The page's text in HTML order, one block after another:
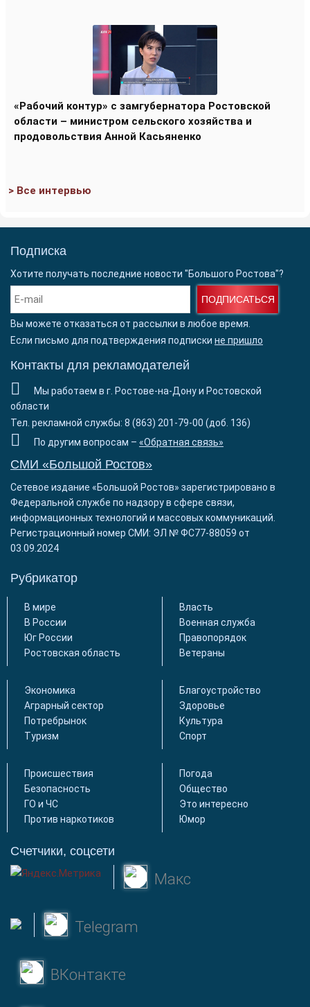
«Рабочий контур» с замгубернатора Ростовской
области – министром сельского хозяйства и
продовольствия Анной Касьяненко
> Все интервью
Подписка
Хотите получать последние новости "Большого Ростова"?
ПОДПИСАТЬСЯ
Вы можете отказаться от рассылки в любое время.
Если письмо для подтверждения подписки не пришло
Контакты для рекламодателей
Мы работаем в г. Ростове-на-Дону и Ростовской
области
Тел. рекламной службы: 8 (863) 201-79-00 (доб. 136)
По другим вопросам – «Обратная связь»
СМИ «Большой Ростов»
Сетевое издание «Большой Ростов» зарегистрировано в
Федеральной службе по надзору в сфере связи,
информационных технологий и массовых коммуникаций.
Регистрационный номер СМИ: ЭЛ № ФС77-88059 от
03.09.2024
Рубрикатор
В мире
В России
Юг России
Ростовская область
Власть
Военная служба
Правопорядок
Ветераны
Экономика
Аграрный сектор
Потребрынок
Туризм
Благоустройство
Здоровье
Культура
Спорт
Происшествия
Безопасность
ГО и ЧС
Против наркотиков
Погода
Общество
Это интересно
Юмор
Счетчики, соцсети
Макс
Telegram
ВКонтакте